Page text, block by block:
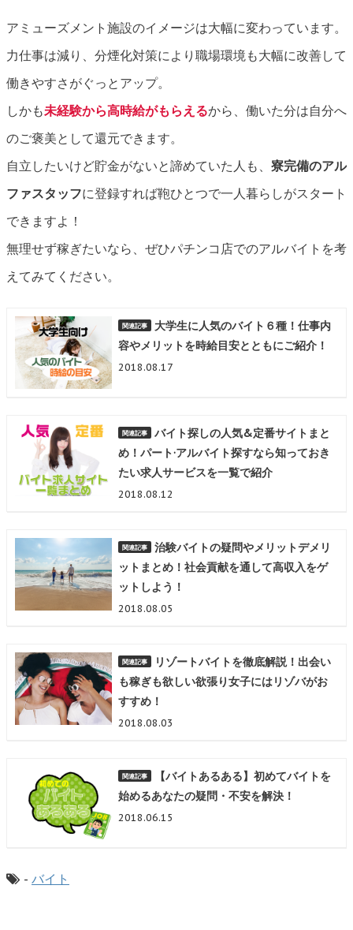
アミューズメント施設のイメージは大幅に変わっています。
力仕事は減り、分煙化対策により職場環境も大幅に改善して
働きやすさがぐっとアップ。
しかも未経験から高時給がもらえるから、働いた分は自分へ
のご褒美として還元できます。
自立したいけど貯金がないと諦めていた人も、 寮完備のアル
ファスタッフに登録すれば鞄ひとつで一人暮らしがスタート
できますよ！
無理せず稼ぎたいなら、ぜひパチンコ店でのアルバイトを考
えてみてください。
大学生に人気のバイト６種！仕事内
容やメリットを時給目安とともにご紹介！
2018.08.17
バイト探しの人気&定番サイトまと
め！パート·アルバイト探すなら知っておき
たい求人サービスを一覧で紹介
2018.08.12
治験バイトの疑問やメリットデメリ
ットまとめ！社会貢献を通して高収入をゲ
ットしよう！
2018.08.05
リゾートバイトを徹底解説！出会い
も稼ぎも欲しい欲張り女子にはリゾバがお
すすめ！
2018.08.03
【バイトあるある】初めてバイトを
始めるあなたの疑問・不安を解決！
2018.06.15
- バイト